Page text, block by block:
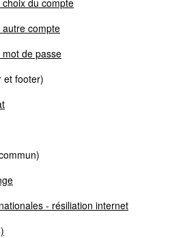
du compte
compte
de passe
et footer)
- résiliation internet